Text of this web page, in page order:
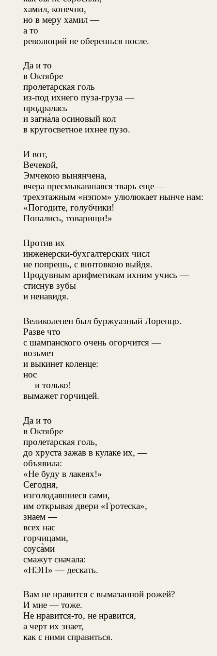
хамил, конечно,
но в меру хамил —
а то
революций не оберешься после.
Да и то
в Октябре
пролетарская голь
из-под ихнего пуза-груза —
продралась
и загна́ла осиновый кол
в кругосветное ихнее пузо.
И вот,
Вечекой,
Эмчекою вынянчена,
вчера пресмыкавшаяся тварь еще —
трехэтажным «нэпом» улюлюкает нынче нам:
«Погодите, голубчики!
Попались, товарищи!»
Против их
инженерски-бухгалтерских числ
не попрешь, с винтовкою выйдя.
Продувным арифметикам ихним учись —
стиснув зубы
и ненавидя.
Великолепен был буржуазный Лоренцо.
Разве что
с шампанского очень огорчится —
возьмет
и выкинет коленце:
нос
— и только! —
вымажет горчицей.
Да и то
в Октябре
пролетарская голь,
до хруста зажав в кулаке их, —
объявила:
«Не буду в лакеях!»
Сегодня,
изголодавшиеся сами,
им открывая двери «Гротеска»,
знаем —
всех нас
горчицами,
соуса̀ми
смажут сначала:
«НЭП» — дескать.
Вам не нравится с вымазанной рожей?
И мне — тоже.
Не нравится-то, не нравится,
а черт их знает,
как с ними справиться.